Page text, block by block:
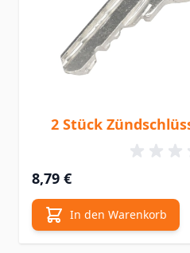
2 Stück
8,79 €
In den Warenkorb